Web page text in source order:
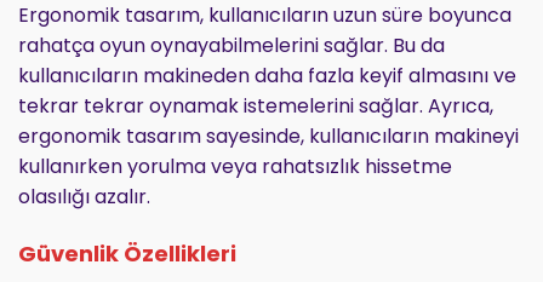
Ergonomik tasarım, kullanıcıların uzun süre boyunca
rahatça oyun oynayabilmelerini sağlar. Bu da
kullanıcıların makineden daha fazla keyif almasını ve
tekrar tekrar oynamak istemelerini sağlar. Ayrıca,
ergonomik tasarım sayesinde, kullanıcıların makineyi
kullanırken yorulma veya rahatsızlık hissetme
olasılığı azalır.
Güvenlik Özellikleri